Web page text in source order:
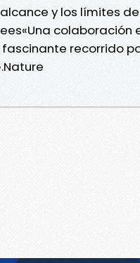
y los límites
colaboración
fascinante recorrido